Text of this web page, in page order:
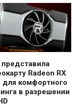
представила
Radeon RX
для комфортного
в разрешении